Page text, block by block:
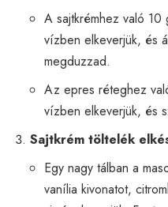
A sajtkrémhez való
vízben elkeverjük, és
megduzzad.
Az epres réteghez
vízben elkeverjük, és
Sajtkrém töltelék
Egy nagy tálban a
vanília kivonatot,